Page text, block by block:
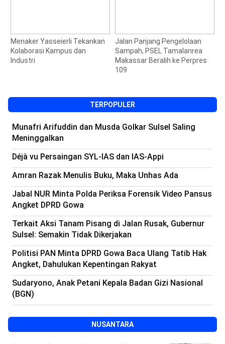
Menaker Yasseierli Tekankan
Kolaborasi Kampus dan
Industri
Jalan Panjang Pengelolaan
Sampah, PSEL Tamalanrea
Makassar Beralih ke Perpres
109
TERPOPULER
Munafri Arifuddin dan Musda Golkar Sulsel Saling
Meninggalkan
Déjà vu Persaingan SYL-IAS dan IAS-Appi
Amran Razak Menulis Buku, Maka Unhas Ada
Jabal NUR Minta Polda Periksa Forensik Video Pansus
Angket DPRD Gowa
Terkait Aksi Tanam Pisang di Jalan Rusak, Gubernur
Sulsel: Semakin Tidak Dikerjakan
Politisi PAN Minta DPRD Gowa Baca Ulang Tatib Hak
Angket, Dahulukan Kepentingan Rakyat
Sudaryono, Anak Petani Kepala Badan Gizi Nasional
(BGN)
NUSANTARA